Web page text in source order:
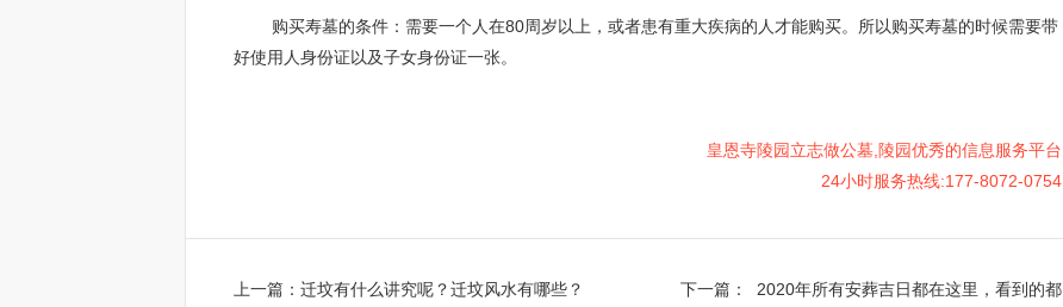
购买寿墓的条件：需要一个人在80周岁以上，或者患有重大疾病的人才能购买。所以购买寿墓的时候需要带
好使用人身份证以及子女身份证一张。
皇恩寺陵园立志做公墓,陵园优秀的信息服务平台
24小时服务热线:177-8072-0754
上一篇： 迁坟有什么讲究呢？迁坟风水有哪些？ 下一篇：
2020年所有安葬吉日都在这里，看到的都